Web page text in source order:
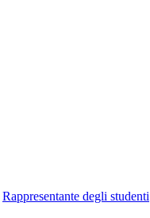
Rappresentante degli studenti